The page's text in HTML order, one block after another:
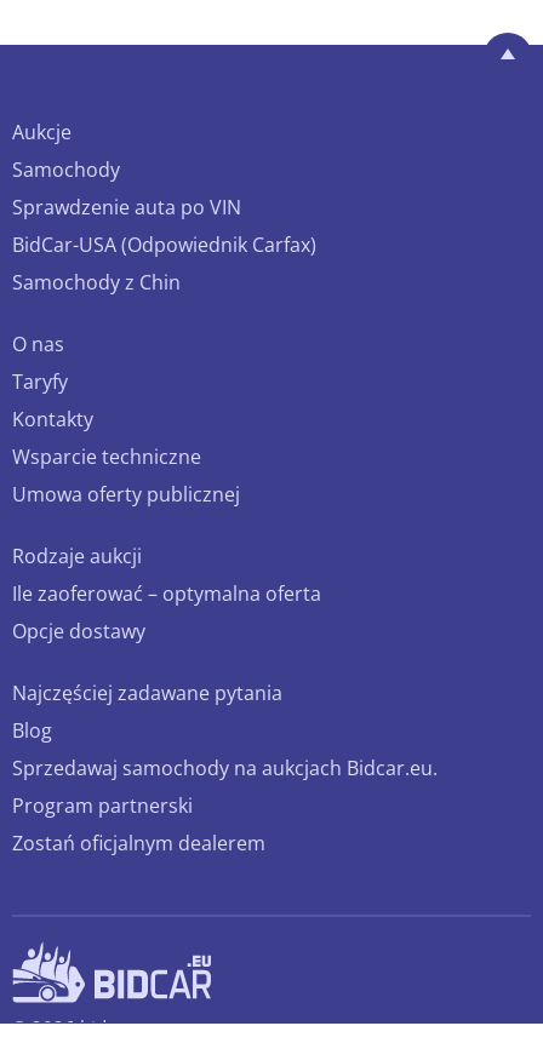
Aukcje
Samochody
Sprawdzenie auta po VIN
BidCar-USA (Odpowiednik Carfax)
Samochody z Chin
O nas
Taryfy
Kontakty
Wsparcie techniczne
Umowa oferty publicznej
Rodzaje aukcji
Ile zaoferować – optymalna oferta
Opcje dostawy
Najczęściej zadawane pytania
Blog
Sprzedawaj samochody na aukcjach Bidcar.eu.
Program partnerski
Zostań oficjalnym dealerem
© 2026 bidcar.eu